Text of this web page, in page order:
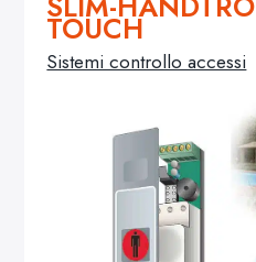
TOUCH
Sistemi controllo accessi